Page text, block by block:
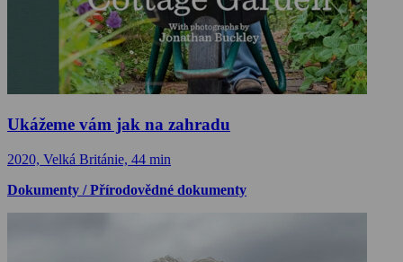
Ukážeme vám jak na zahradu
2020, Velká Británie, 44 min
Dokumenty / Přírodovědné dokumenty